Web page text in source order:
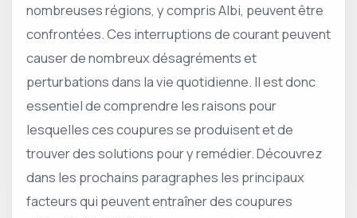
nombreuses régions, y compris Albi, peuvent être
confrontées. Ces interruptions de courant peuvent
causer de nombreux désagréments et
perturbations dans la vie quotidienne. Il est donc
essentiel de comprendre les raisons pour
lesquelles ces coupures se produisent et de
trouver des solutions pour y remédier. Découvrez
dans les prochains paragraphes les principaux
facteurs qui peuvent entraîner des coupures